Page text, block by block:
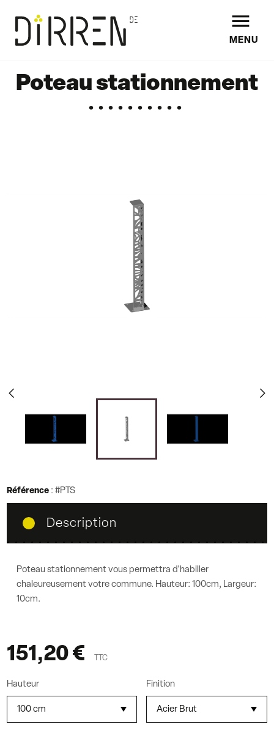

MENU
Poteau stationnement
d c
Référence : #PTS
Description
Poteau stationnement vous permettra d'habiller
chaleureusement votre commune. Hauteur: 100cm, Largeur:
10cm.
151,20 € TTC
Hauteur Finition